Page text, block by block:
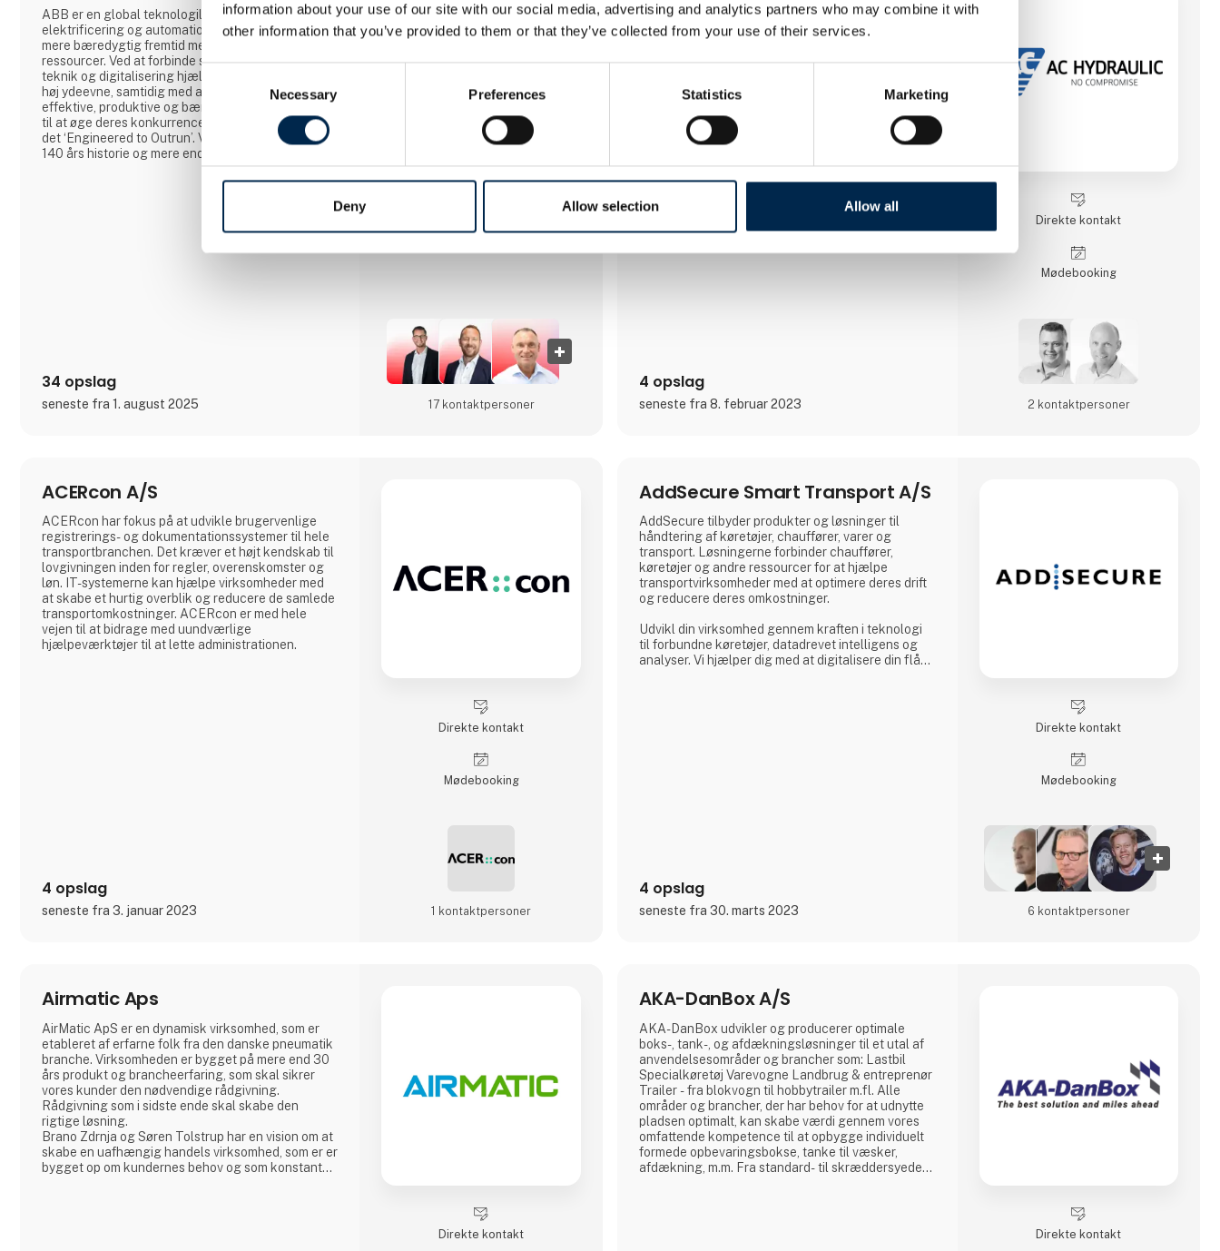
information about your use of our site with our social media, advertising and analytics partners who may combine it with
other information that you’ve provided to them or that they’ve collected from your use of their services.
Selection
Necessary Preferences Statistics Marketing
Deny Allow selection Allow all
ABB er en global teknologileder inden for
elektrificering og automation, som muliggør en
mere bæredygtig fremtid med effektivt brug af
ressourcer. Ved at forbinde sin ekspertise inden for
teknik og digitalisering hjælper ABB industrien til
høj ydeevne, samtidig med at de bliver mere
effektive, produktive og bæredygtige samt i stand
til at øge deres konkurrenceevne. I ABB kalder vi
det ‘Engineered to Outrun’. Virksomheden har over
140 års historie og mere end 105.000
medarbejdere på verdensplan. ABB’s aktier er
noteret på SIX Swiss Exchange (ABBN) og Nasdaq
34 opslag
seneste fra 1. august 2025 17 kontakt­personer
AC Hydraulic A/S er en 100% danskejet
familievirksomhed beliggende i Viborg, Danmark.
smedemester Anker Christensen (AC). Kort efter
reparationsvirksomhed fik Anker Christensen idéen
kvalitet. Dette tiltag skulle vise sig at blive
grundlaget for en egentlig produktion, og AC
Siden er der blevet udviklet et bredt sortiment af
løfteudstyr til autobranchen, og produkterne
afsættes i dag til hele verden. I dag er AC Hydraulic
A/S en international virksomhed i AC Group A/S,
4 opslag
seneste fra 8. februar 2023
Direkte kontakt
Møde­booking
2 kontakt­personer
ACERcon A/S
ACERcon har fokus på at udvikle brugervenlige
registrerings- og dokumentationssystemer til hele
transportbranchen. Det kræver et højt kendskab til
lovgivningen inden for regler, overenskomster og
løn. IT-systemerne kan hjælpe virksomheder med
at skabe et hurtig overblik og reducere de samlede
transportomkostninger. ACERcon er med hele
vejen til at bidrage med uundværlige
hjælpeværktøjer til at lette administrationen.
4 opslag
seneste fra 3. januar 2023
Direkte kontakt
Møde­booking
1 kontakt­personer
AddSecure Smart Transport A/S
AddSecure tilbyder produkter og løsninger til
håndtering af køretøjer, chauffører, varer og
transport. Løsningerne forbinder chauffører,
køretøjer og andre ressourcer for at hjælpe
transportvirksomheder med at optimere deres drift
og reducere deres omkostninger.
Udvikl din virksomhed gennem kraften i teknologi
til forbundne køretøjer, datadrevet intelligens og
analyser. Vi hjælper dig med at digitalisere din flåde
4 opslag
seneste fra 30. marts 2023
Direkte kontakt
Møde­booking
6 kontakt­personer
Airmatic Aps
AirMatic ApS er en dynamisk virksomhed, som er
etableret af erfarne folk fra den danske pneumatik
branche. Virksomheden er bygget på mere end 30
års produkt og brancheerfaring, som skal sikrer
vores kunder den nødvendige rådgivning.
Rådgivning som i sidste ende skal skabe den
rigtige løsning.
Brano Zdrnja og Søren Tolstrup har en vision om at
skabe en uafhængig handels virksomhed, som er er
bygget op om kundernes behov og som konstant
Direkte kontakt
AKA-DanBox A/S
AKA-DanBox udvikler og producerer optimale
boks-, tank-, og afdækningsløsninger til et utal af
anvendelsesområder og brancher som: Lastbil
Specialkøretøj Varevogne Landbrug & entreprenør
Trailer - fra blokvogn til hobbytrailer m.fl. Alle
områder og brancher, der har behov for at udnytte
pladsen optimalt, kan skabe værdi gennem vores
omfattende kompetence til at opbygge individuelt
formede opbevaringsbokse, tanke til væsker,
afdækning, m.m. Fra standard- til skræddersyede
Direkte kontakt